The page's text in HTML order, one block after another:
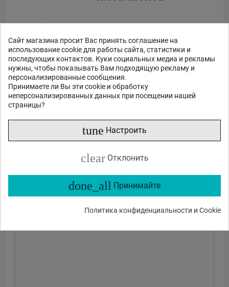
Сайт магазина просит Вас принять соглашение на
использование cookie для работы сайта, статистики и
последующих контактов. Куки социальных медиа и рекламы
нужны, чтобы показывать Вам подходящую рекламу и
персонализированные сообщения.
Принимаете ли Вы эти cookie и обработку
неперсонализированных данных при посещении нашей
страницы?
tune Настроить
clear Отклонить
done_all Принимайте
Политика конфиденциальности и Cookie
Это бета-версия нашего нового чата с ИИ
стандартные, так и на сложные вопросы о
товарах и работе магазина.